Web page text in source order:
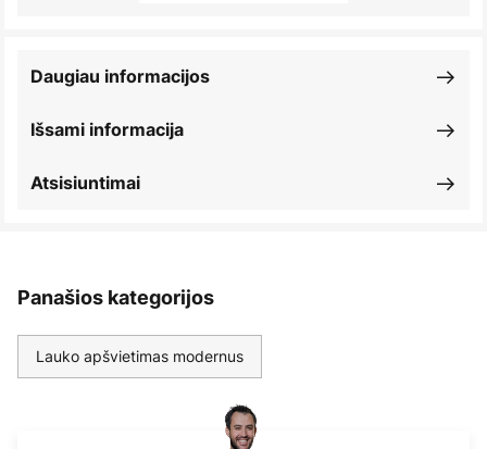
Išsami informacija
Daugiau informacijos
Atsisiuntimai
Panašios kategorijos
Lauko apšvietimas modernus